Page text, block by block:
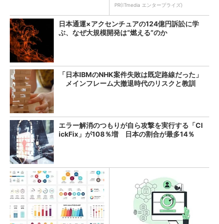
PR(ITmedia エンタープライズ)
日本通運×アクセンチュアの124億円訴訟に学
ぶ、なぜ大規模開発は“燃える”のか
「日本IBMのNHK案件失敗は既定路線だった」
メインフレーム大撤退時代のリスクと教訓
エラー解消のつもりが自ら攻撃を実行する「Cl
ickFix」が108％増 日本の割合が最多14％